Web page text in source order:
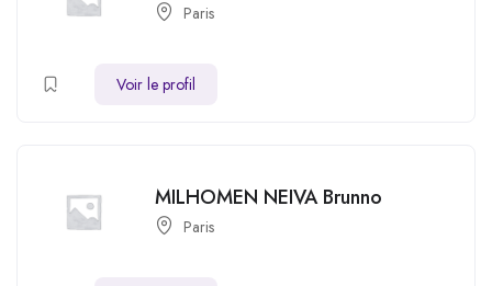
Paris
Voir le profil
MILHOMEN NEIVA Brunno
Paris